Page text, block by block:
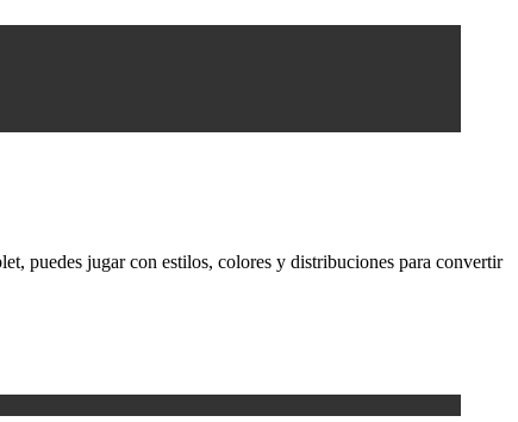
puedes jugar con estilos, colores y distribuciones para convertir